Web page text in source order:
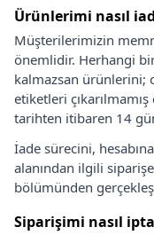
Ürünlerimi nasıl
Müşterilerimizin
önemlidir. Herhangi
kalmazsan ürünlerini;
etiketleri
tarihten itibaren 14
İade sürecini,
alanından ilgili
bölümünden
Siparişimi nasıl